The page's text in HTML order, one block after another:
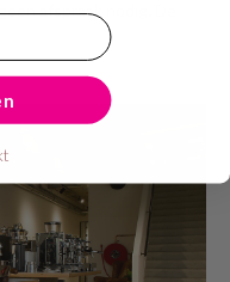
afspraak nodig. De